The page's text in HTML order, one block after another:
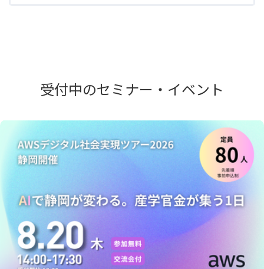
受付中のセミナー・イベント